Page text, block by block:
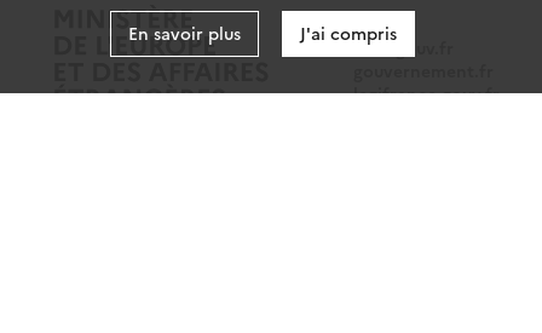
data.gouv.fr
legifrance.gouv.fr
En savoir plus J'ai compris